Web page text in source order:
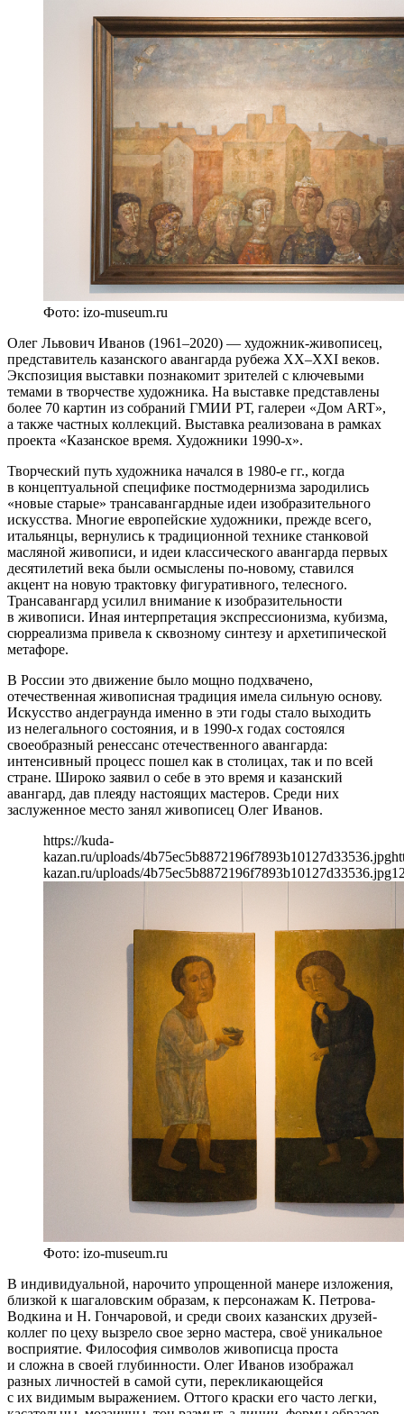
Фото: izo-museum.ru
Олег Львович Иванов (1961–2020) — художник-живописец,
представитель казанского авангарда рубежа XX–XXI веков.
Экспозиция выставки познакомит зрителей с ключевыми
темами в творчестве художника. На выставке представлены
более 70 картин из собраний ГМИИ РТ, галереи «Дом ART»,
а также частных коллекций. Выставка реализована в рамках
проекта «Казанское время. Художники 1990-х».
Творческий путь художника начался в 1980-е гг., когда
в концептуальной специфике постмодернизма зародились
«новые старые» трансавангардные идеи изобразительного
искусства. Многие европейские художники, прежде всего,
итальянцы, вернулись к традиционной технике станковой
масляной живописи, и идеи классического авангарда первых
десятилетий века были осмыслены по-новому, ставился
акцент на новую трактовку фигуративного, телесного.
Трансавангард усилил внимание к изобразительности
в живописи. Иная интерпретация экспрессионизма, кубизма,
сюрреализма привела к сквозному синтезу и архетипической
метафоре.
В России это движение было мощно подхвачено,
отечественная живописная традиция имела сильную основу.
Искусство андеграунда именно в эти годы стало выходить
из нелегального состояния, и в 1990-х годах состоялся
своеобразный ренессанс отечественного авангарда:
интенсивный процесс пошел как в столицах, так и по всей
стране. Широко заявил о себе в это время и казанский
авангард, дав плеяду настоящих мастеров. Среди них
заслуженное место занял живописец Олег Иванов.
https://kuda-
kazan.ru/uploads/4b75ec5b8872196f7893b10127d33536.jpg
kazan.ru/uploads/4b75ec5b8872196f7893b10127d33536.jpg
Фото: izo-museum.ru
В индивидуальной, нарочито упрощенной манере изложения,
близкой к шагаловским образам, к персонажам К. Петрова-
Водкина и Н. Гончаровой, и среди своих казанских друзей-
коллег по цеху вызрело свое зерно мастера, своё уникальное
восприятие. Философия символов живописца проста
и сложна в своей глубинности. Олег Иванов изображал
разных личностей в самой сути, перекликающейся
с их видимым выражением. Оттого краски его часто легки,